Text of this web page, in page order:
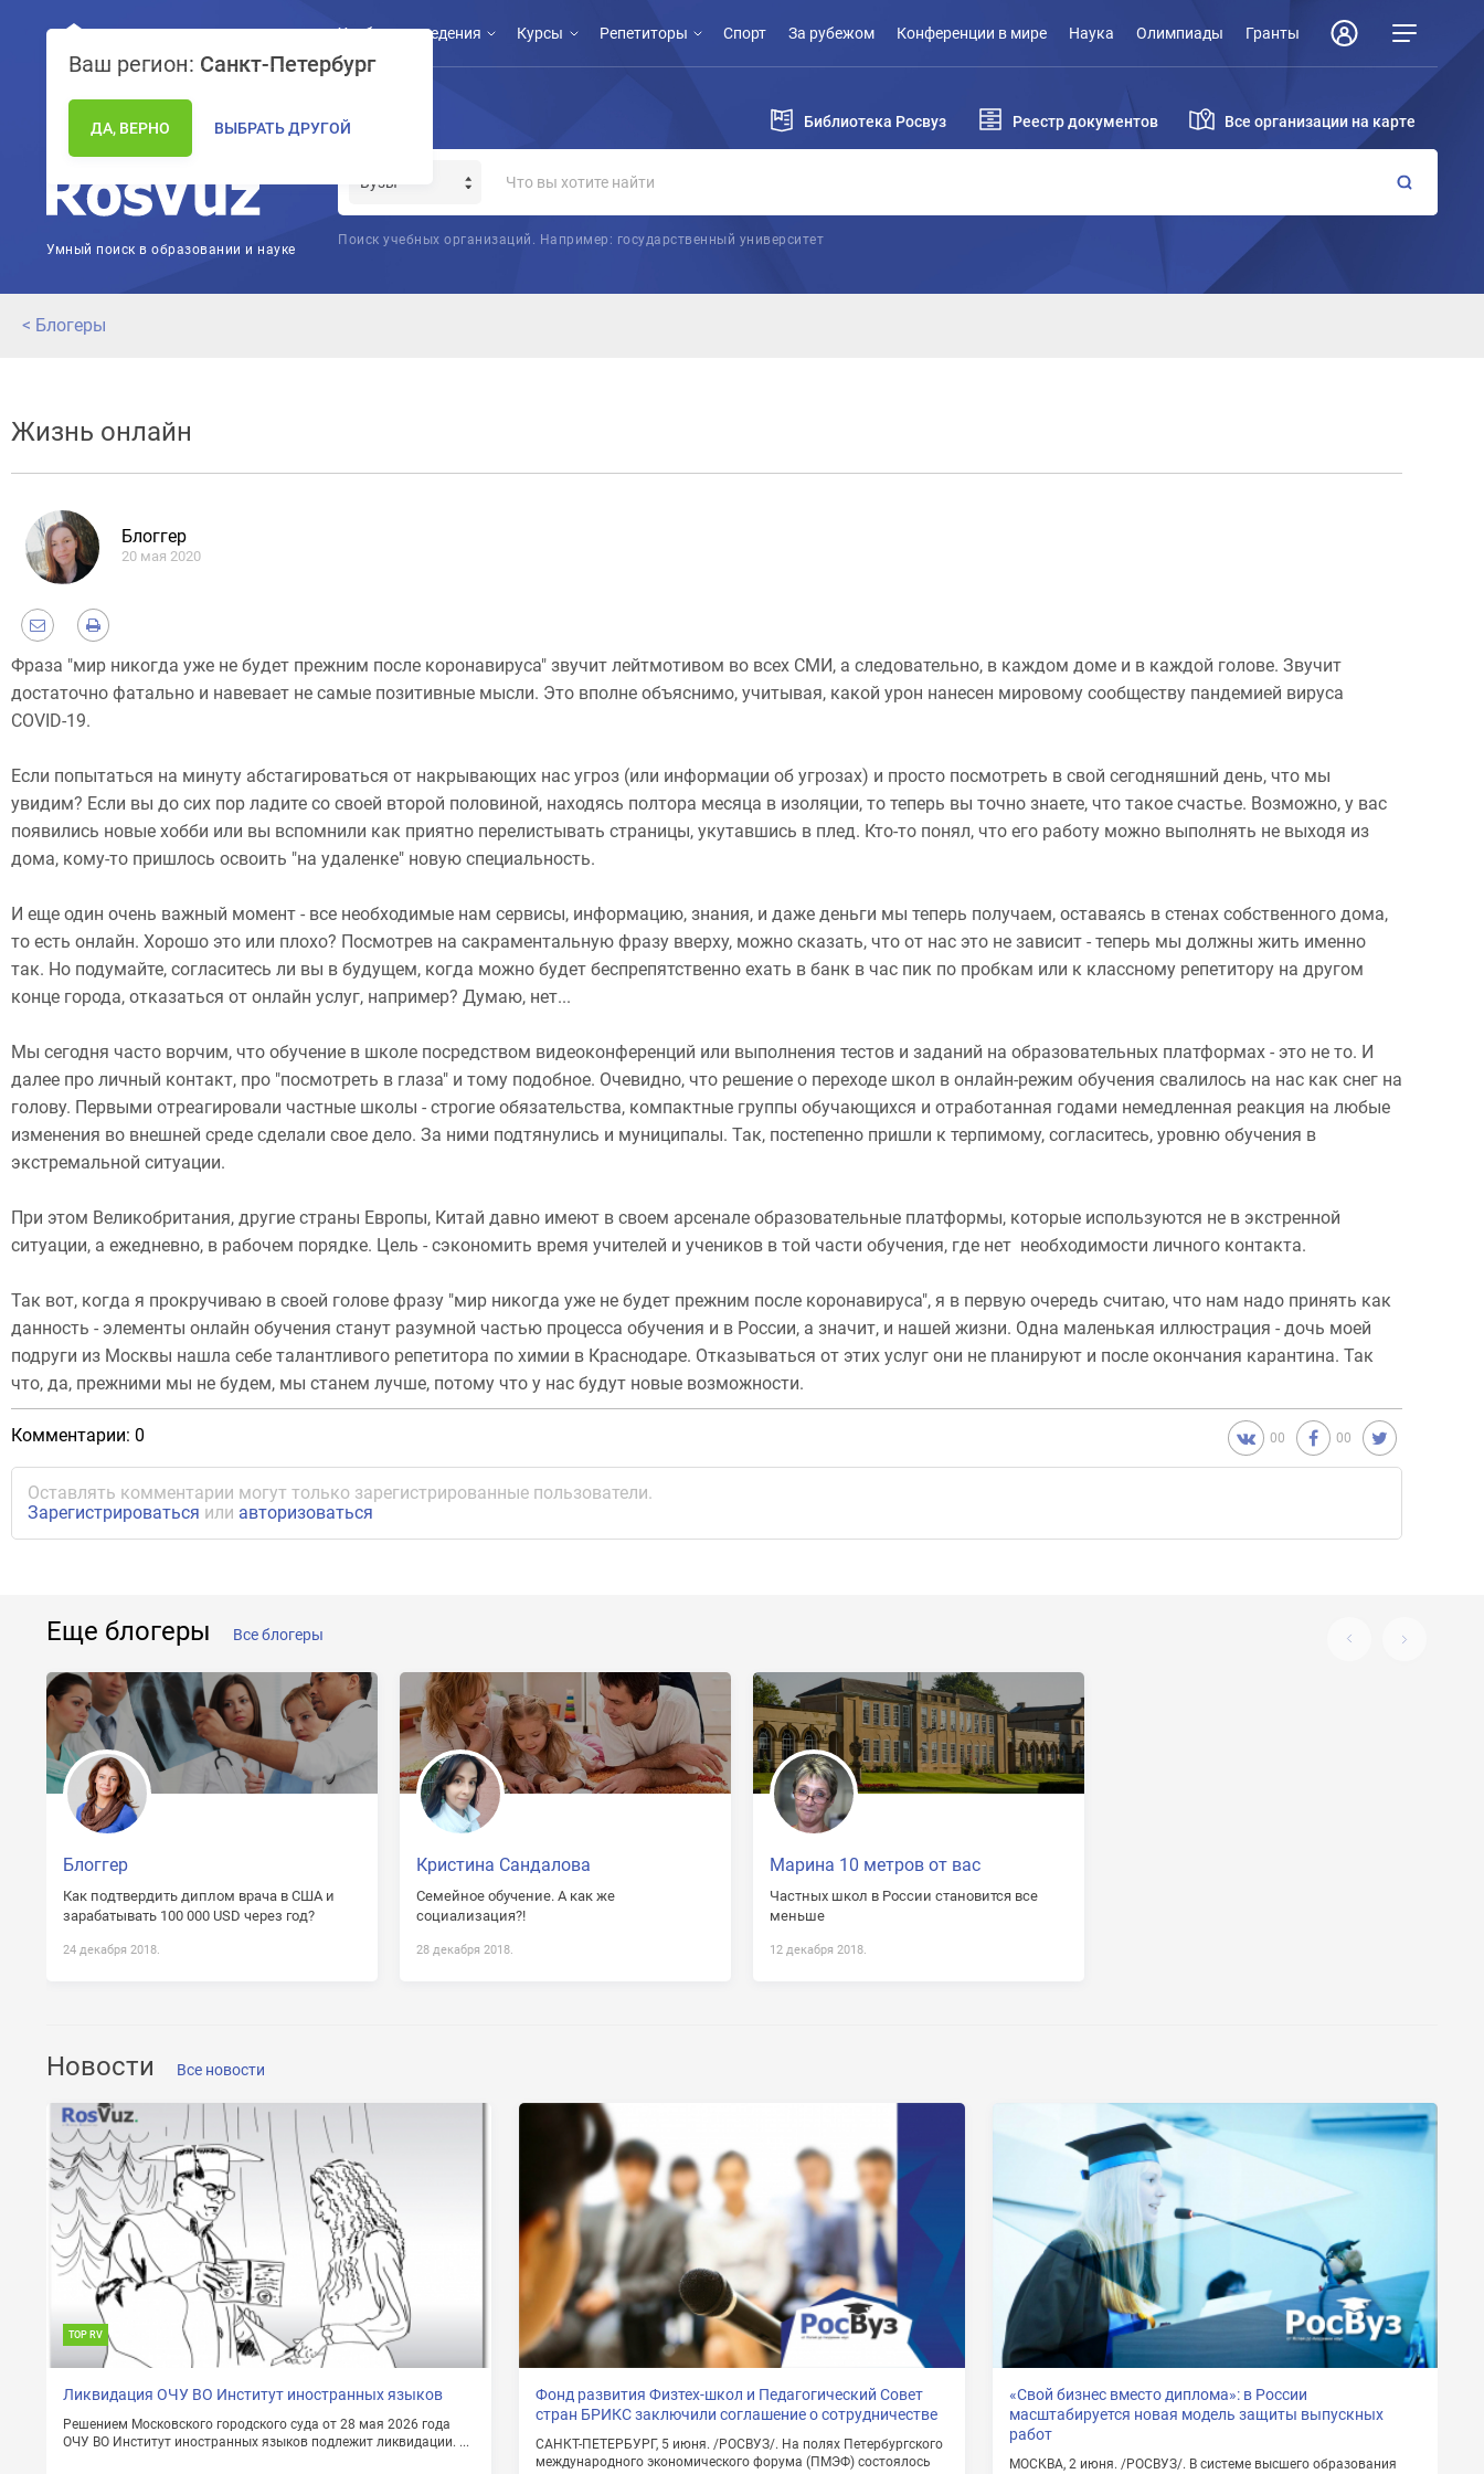
Ваш регион: Санкт-Петербург
ДА, ВЕРНО ВЫБРАТЬ ДРУГОЙ
Учебные заведения Курсы Репетиторы Спорт За рубежом Конференции в мире Наука Олимпиады Гранты
Библиотека Росвуз Реестр документов Все организации на карте
Умный поиск в образовании и науке
Поиск учебных организаций. Например: государственный университет
< Блогеры
Жизнь онлайн
Блоггер
20 мая 2020
Фраза "мир никогда уже не будет прежним после коронавируса" звучит лейтмотивом во всех СМИ, а следовательно, в каждом доме и в каждой голове. Звучит
достаточно фатально и навевает не самые позитивные мысли. Это вполне объяснимо, учитывая, какой урон нанесен мировому сообществу пандемией вируса
COVID-19.
Если попытаться на минуту абстагироваться от накрывающих нас угроз (или информации об угрозах) и просто посмотреть в свой сегодняшний день, что мы
увидим? Если вы до сих пор ладите со своей второй половиной, находясь полтора месяца в изоляции, то теперь вы точно знаете, что такое счастье. Возможно, у вас
появились новые хобби или вы вспомнили как приятно перелистывать страницы, укутавшись в плед. Кто-то понял, что его работу можно выполнять не выходя из
дома, кому-то пришлось освоить "на удаленке" новую специальность.
И еще один очень важный момент - все необходимые нам сервисы, информацию, знания, и даже деньги мы теперь получаем, оставаясь в стенах собственного дома,
то есть онлайн. Хорошо это или плохо? Посмотрев на сакраментальную фразу вверху, можно сказать, что от нас это не зависит - теперь мы должны жить именно
так. Но подумайте, согласитесь ли вы в будущем, когда можно будет беспрепятственно ехать в банк в час пик по пробкам или к классному репетитору на другом
конце города, отказаться от онлайн услуг, например? Думаю, нет...
Мы сегодня часто ворчим, что обучение в школе посредством видеоконференций или выполнения тестов и заданий на образовательных платформах - это не то. И
далее про личный контакт, про "посмотреть в глаза" и тому подобное. Очевидно, что решение о переходе школ в онлайн-режим обучения свалилось на нас как снег на
голову. Первыми отреагировали частные школы - строгие обязательства, компактные группы обучающихся и отработанная годами немедленная реакция на любые
изменения во внешней среде сделали свое дело. За ними подтянулись и муниципалы. Так, постепенно пришли к терпимому, согласитесь, уровню обучения в
экстремальной ситуации.
При этом Великобритания, другие страны Европы, Китай давно имеют в своем арсенале образовательные платформы, которые используются не в экстренной
ситуации, а ежедневно, в рабочем порядке. Цель - сэкономить время учителей и учеников в той части обучения, где нет необходимости личного контакта.
Так вот, когда я прокручиваю в своей голове фразу "мир никогда уже не будет прежним после коронавируса", я в первую очередь считаю, что нам надо принять как
данность - элементы онлайн обучения станут разумной частью процесса обучения и в России, а значит, и нашей жизни. Одна маленькая иллюстрация - дочь моей
подруги из Москвы нашла себе талантливого репетитора по химии в Краснодаре. Отказываться от этих услуг они не планируют и после окончания карантина. Так
что, да, прежними мы не будем, мы станем лучше, потому что у нас будут новые возможности.
Комментарии: 0 00 00
Оставлять комментарии могут только зарегистрированные пользователи.
Зарегистрироваться или авторизоваться
Еще блогеры Все блогеры
Блоггер
Как подтвердить диплом врача в США и
зарабатывать 100 000 USD через год?
24 декабря 2018.
Кристина Сандалова
Семейное обучение. А как же
социализация?!
28 декабря 2018.
Марина 10 метров от вас
Частных школ в России становится все
меньше
12 декабря 2018.
Новости Все новости
TOP RV
Ликвидация ОЧУ ВО Институт иностранных языков
Решением Московского городского суда от 28 мая 2026 года
ОЧУ ВО Институт иностранных языков подлежит ликвидации. ...
Фонд развития Физтех-школ и Педагогический Совет
стран БРИКС заключили соглашение о сотрудничестве
САНКТ-ПЕТЕРБУРГ, 5 июня. /РОСВУЗ/. На полях Петербургского
международного экономического форума (ПМЭФ) состоялось
«Свой бизнес вместо диплома»: в России
масштабируется новая модель защиты выпускных
работ
МОСКВА, 2 июня. /РОСВУЗ/. В системе высшего образования